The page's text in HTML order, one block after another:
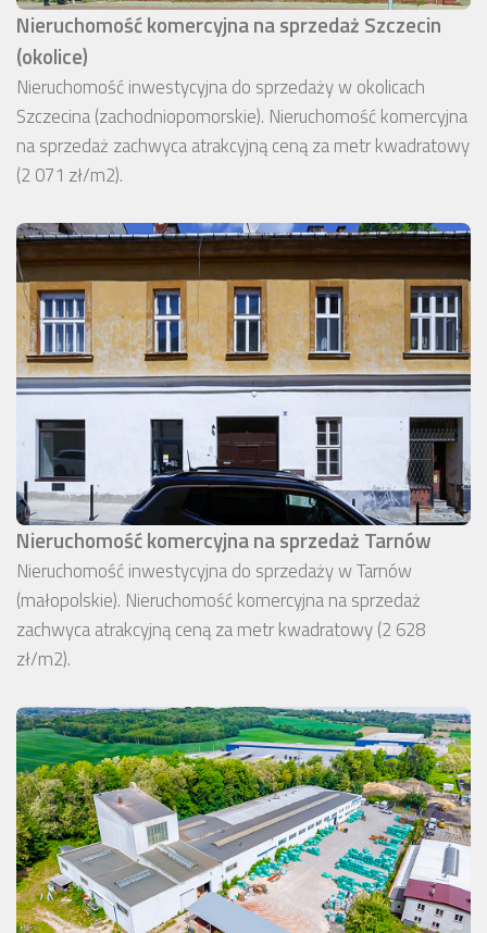
Nieruchomość komercyjna na sprzedaż Szczecin
(okolice)
Nieruchomość inwestycyjna do sprzedaży w okolicach
Szczecina (zachodniopomorskie). Nieruchomość komercyjna
na sprzedaż zachwyca atrakcyjną ceną za metr kwadratowy
(2 071 zł/m2).
Nieruchomość komercyjna na sprzedaż Tarnów
Nieruchomość inwestycyjna do sprzedaży w Tarnów
(małopolskie). Nieruchomość komercyjna na sprzedaż
zachwyca atrakcyjną ceną za metr kwadratowy (2 628
zł/m2).